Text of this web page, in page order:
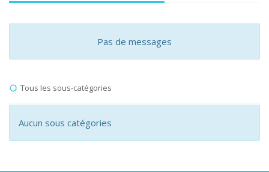
Pas de messages
Tous les sous-catégories
Aucun sous catégories